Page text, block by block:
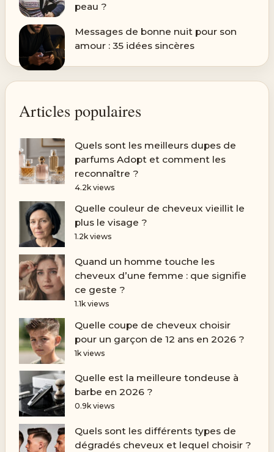
peau ?
Messages de bonne nuit pour son
amour : 35 idées sincères
Articles populaires
Quels sont les meilleurs dupes de
parfums Adopt et comment les
reconnaître ?
4.2k views
Quelle couleur de cheveux vieillit le
plus le visage ?
1.2k views
Quand un homme touche les
cheveux d’une femme : que signifie
ce geste ?
1.1k views
Quelle coupe de cheveux choisir
pour un garçon de 12 ans en 2026 ?
1k views
Quelle est la meilleure tondeuse à
barbe en 2026 ?
0.9k views
Quels sont les différents types de
dégradés cheveux et lequel choisir ?